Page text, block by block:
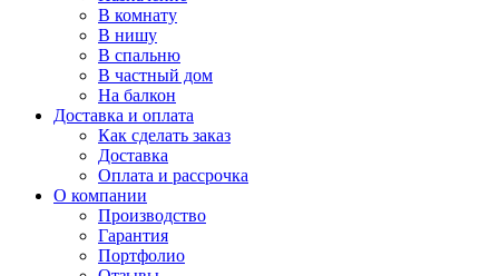
В комнату
В нишу
В спальню
В частный дом
На балкон
Доставка и оплата
Как сделать заказ
Доставка
Оплата и рассрочка
О компании
Производство
Гарантия
Портфолио